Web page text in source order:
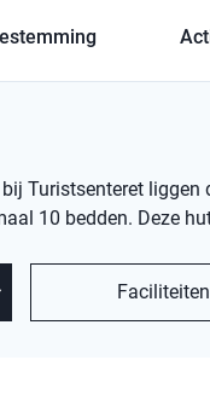
Turistsenteret
10 bedden. Deze
Faciliteiten